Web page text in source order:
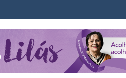
economia, esportes e cotidiano.